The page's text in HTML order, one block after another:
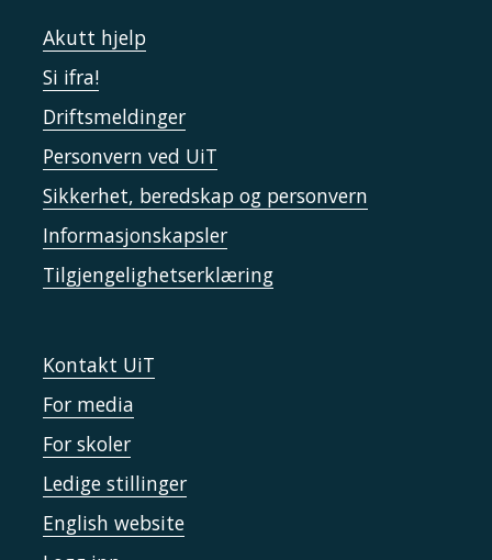
Akutt hjelp
Si ifra!
Driftsmeldinger
Personvern ved UiT
Sikkerhet, beredskap og personvern
Informasjonskapsler
Tilgjengelighetserklæring
Kontakt UiT
For media
For skoler
Ledige stillinger
English website